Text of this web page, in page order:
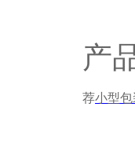
产
荐小型